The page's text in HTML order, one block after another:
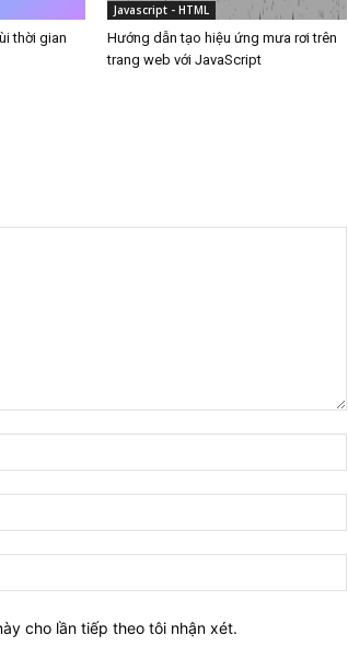
thời gian
Javascript - HTML
Hướng dẫn tạo hiệu ứng mưa rơi trên
trang web với JavaScript
cho lần tiếp theo tôi nhận xét.